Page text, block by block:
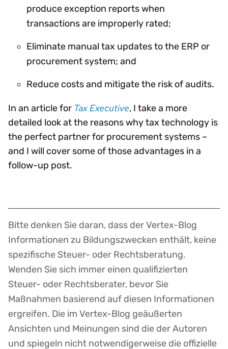
produce exception reports when
transactions are improperly rated;
Eliminate manual tax updates to the ERP or
procurement system; and
Reduce costs and mitigate the risk of audits.
In an article for Tax Executive, I take a more
detailed look at the reasons why tax technology is
the perfect partner for procurement systems –
and I will cover some of those advantages in a
follow-up post.
Disclaimer
Bitte denken Sie daran, dass der Vertex-Blog
Informationen zu Bildungszwecken enthält, keine
spezifische Steuer- oder Rechtsberatung.
Wenden Sie sich immer einen qualifizierten
Steuer- oder Rechtsberater, bevor Sie
Maßnahmen basierend auf diesen Informationen
ergreifen. Die im Vertex-Blog geäußerten
Ansichten und Meinungen sind die der Autoren
und spiegeln nicht notwendigerweise die offizielle